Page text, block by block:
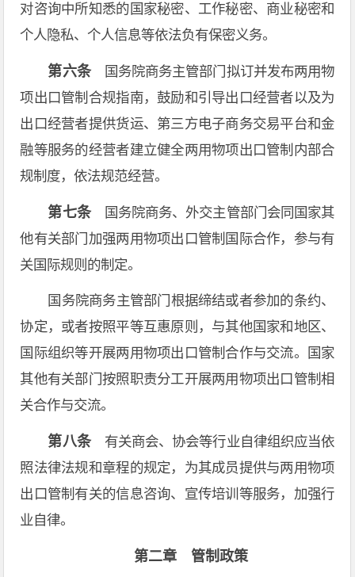
对咨询中所知悉的国家秘密、工作秘密、商业秘密和
个人隐私、个人信息等依法负有保密义务。
第六条国务院商务主管部门拟订并发布两用物
项出口管制合规指南，鼓励和引导出口经营者以及为
出口经营者提供货运、第三方电子商务交易平台和金
融等服务的经营者建立健全两用物项出口管制内部合
规制度，依法规范经营。
第七条国务院商务、外交主管部门会同国家其
他有关部门加强两用物项出口管制国际合作，参与有
关国际规则的制定。
国务院商务主管部门根据缔结或者参加的条约、
协定，或者按照平等互惠原则，与其他国家和地区、
国际组织等开展两用物项出口管制合作与交流。国家
其他有关部门按照职责分工开展两用物项出口管制相
关合作与交流。
第八条有关商会、协会等行业自律组织应当依
照法律法规和章程的规定，为其成员提供与两用物项
出口管制有关的信息咨询、宣传培训等服务，加强行
业自律。
第二章 管制政策